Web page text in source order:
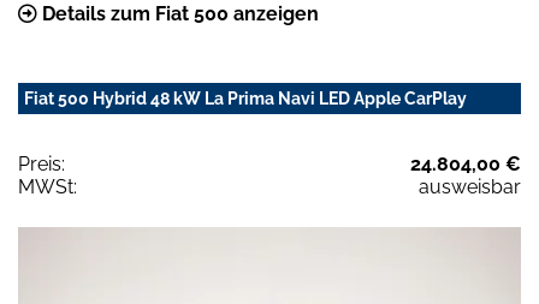
Details zum Fiat 500 anzeigen
Fiat 500 Hybrid 48 kW La Prima Navi LED Apple CarPlay
Preis:
24.804,00 €
MWSt:
ausweisbar